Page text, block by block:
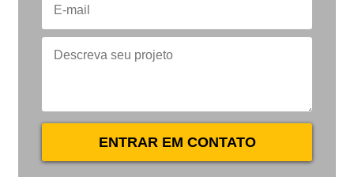
ENTRAR EM CONTATO